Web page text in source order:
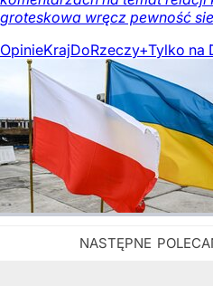
groteskowa wręcz pewność
OpinieKrajDoRzeczy+Tylko na